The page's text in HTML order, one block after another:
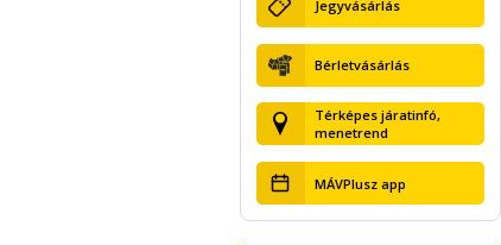
Jegyvásárlás
Bérletvásárlás
Térképes járatinfó,
menetrend
MÁVPlusz app